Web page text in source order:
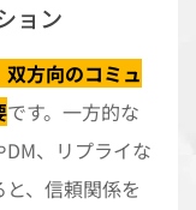
ョン
方向のコミュ
です。一方的な
、リプライな
、信頼関係を